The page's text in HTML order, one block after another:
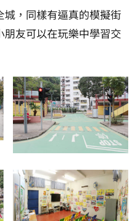
，同樣有逼真的模擬街
友可以在玩樂中學習交